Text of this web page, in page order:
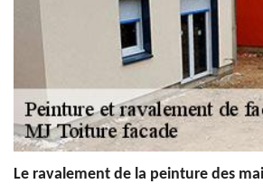
Le ravalement de la peinture des